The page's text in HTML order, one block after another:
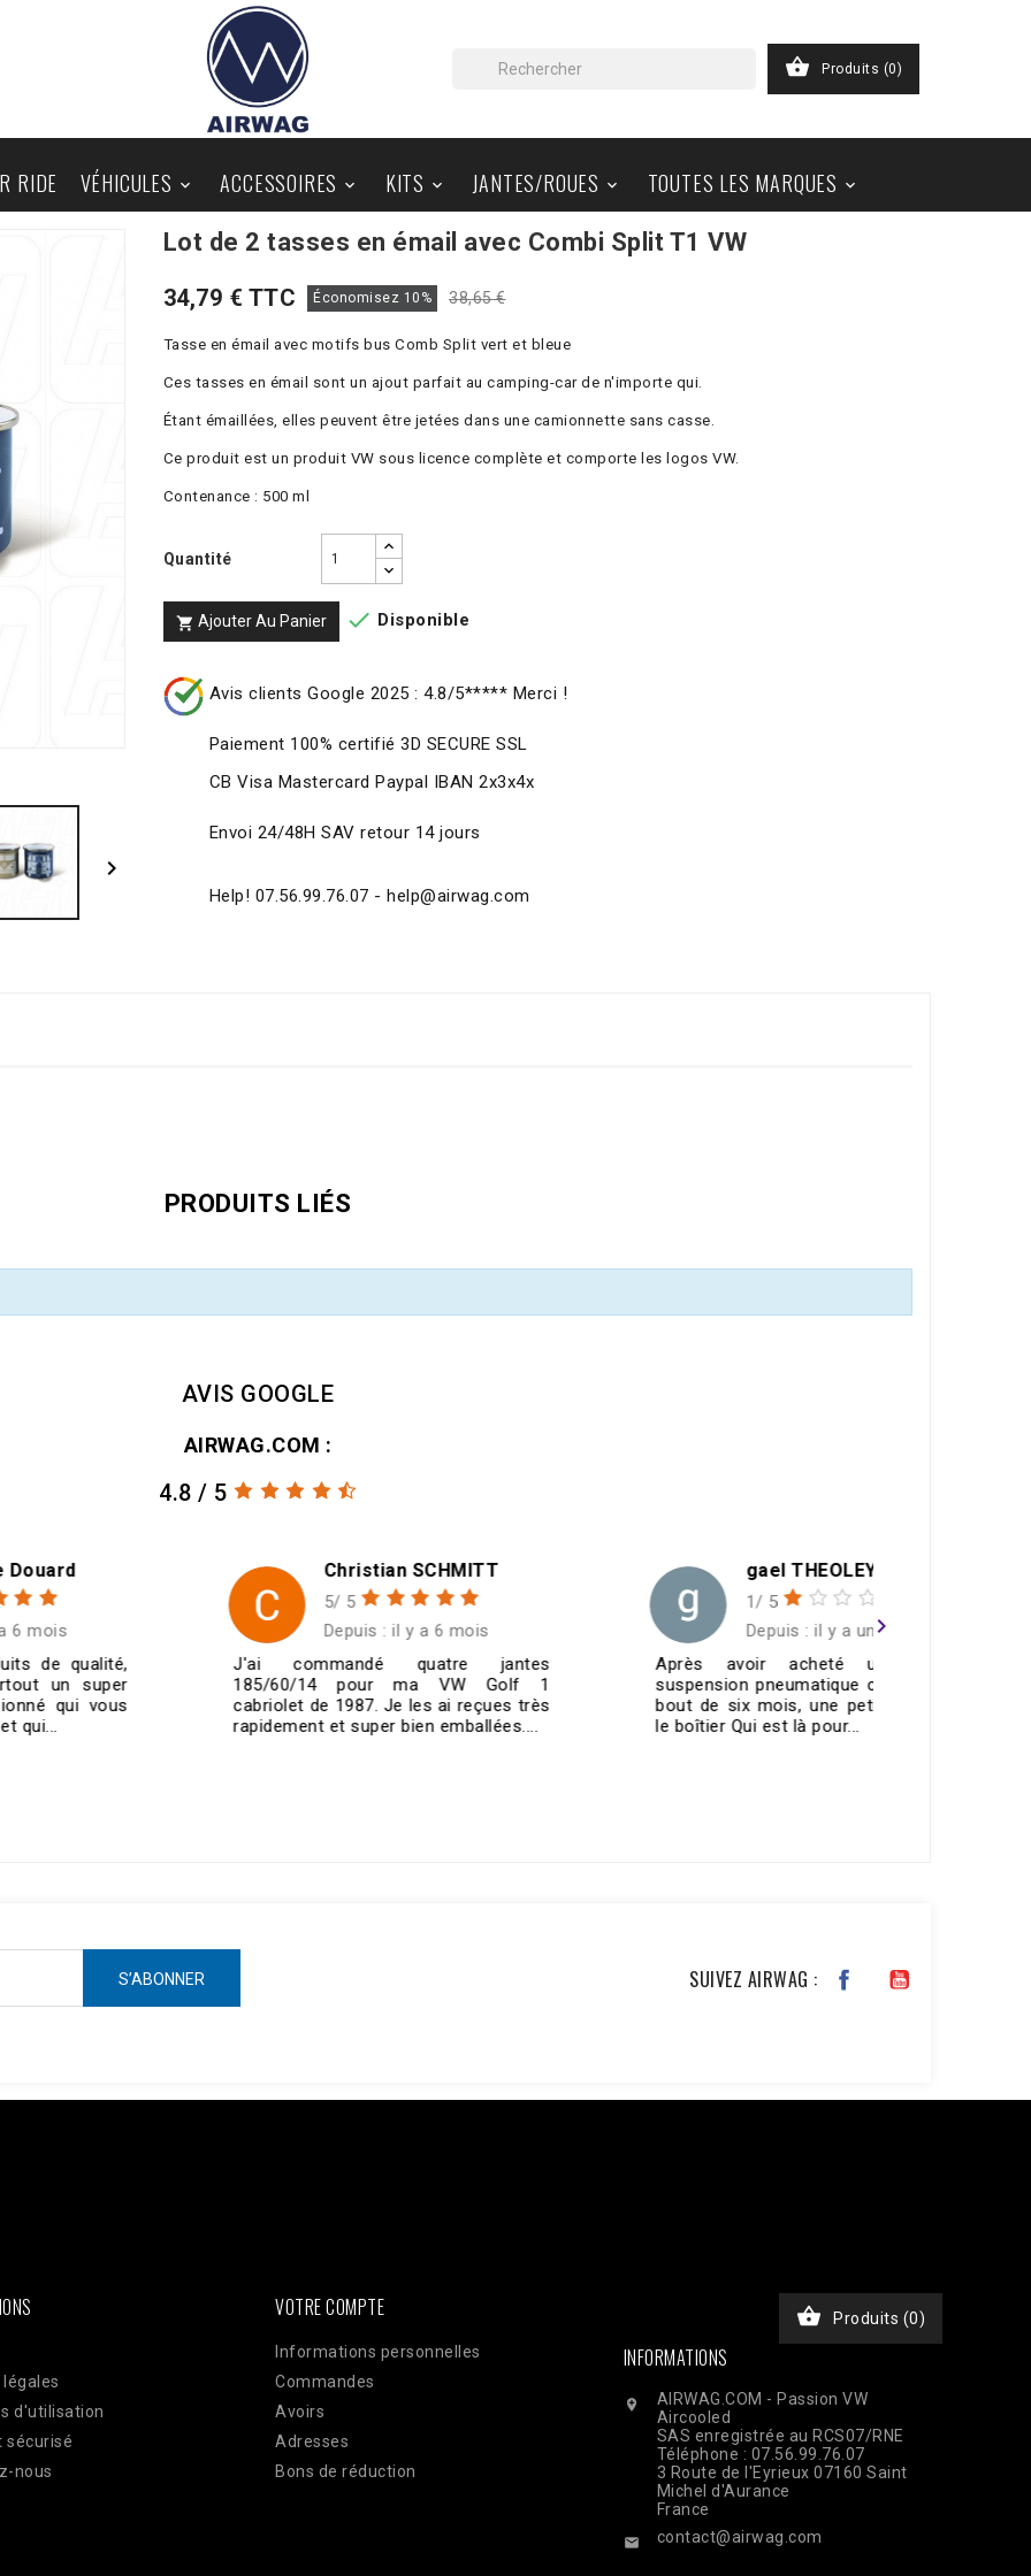
 Produits (0)
RIDE 
VÉHICULES 
ACCESSOIRES 
KITS 
JANTES/ROUES 
TOUTES LES MARQUES
PIÈCES AU DÉTAIL BLOG

Lot de 2 tasses en émail avec Combi Split T1 VW
34,79 € TTC Économisez 10% 38,65 €
Tasse en émail avec motifs bus Comb Split vert et bleue
Ces tasses en émail sont un ajout parfait au camping-car de n'importe qui.
Étant émaillées, elles peuvent être jetées dans une camionnette sans casse.
Ce produit est un produit VW sous licence complète et comporte les logos VW.
Contenance : 500 ml
Quantité
 Ajouter Au Panier  Disponible
Avis clients Google 2025 : 4.8/5***** Merci !
Paiement 100% certifié 3D SECURE SSL
CB Visa Mastercard Paypal IBAN 2x3x4x
Envoi 24/48H SAV retour 14 jours
Help! 07.56.99.76.07 - help@airwag.com
PRODUITS LIÉS
AVIS GOOGLE
AIRWAG.COM :
4.8 / 5
Christian SCHMITT
Depuis : il y a 6 mois
J'ai commandé quatre jantes
185/60/14 pour ma VW Golf 1
cabriolet de 1987. Je les ai reçues très
rapidement et super bien emballées....
gael THEOLEYRE
1/ 5
Depuis : il y a un an
Après avoir acheté un kit de
suspension pneumatique chez eux, au
bout de six mois, une petite fuite sur
le boîtier Qui est là pour...
navigate_next
SUIVEZ AIRWAG :
d'utilisation
sécurisé
nous
VOTRE COMPTE
Informations personnelles
Commandes
Avoirs
Adresses
Bons de réduction
 Produits (0)
INFORMATIONS

AIRWAG.COM - Passion VW
Aircooled
SAS enregistrée au RCS07/RNE
Téléphone : 07.56.99.76.07
3 Route de l'Eyrieux 07160 Saint
Michel d'Aurance
France
 contact@airwag.com